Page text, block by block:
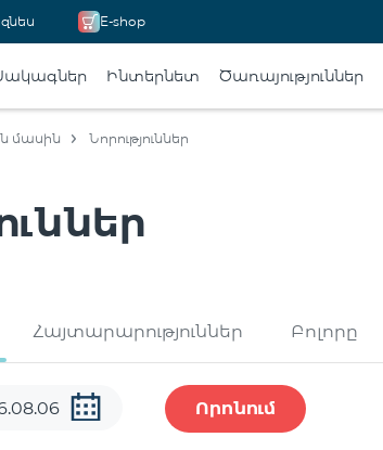
E-shop
Ինտերնետ Ծառայություններ
մասին Նորություններ
Հայտարարություններ Բոլորը
Որոնում